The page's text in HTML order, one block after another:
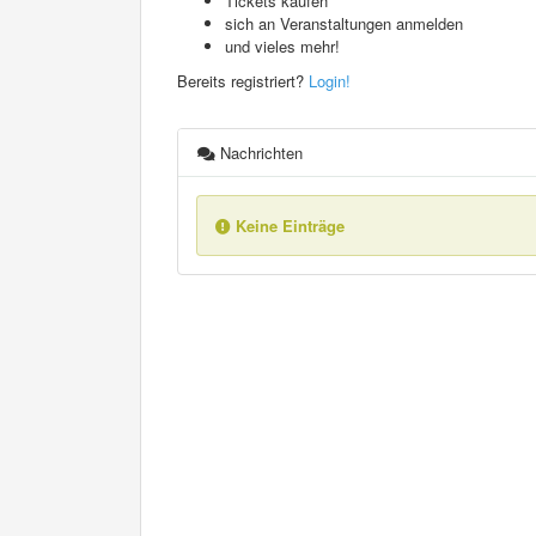
sich an Veranstaltungen anmelden
und vieles mehr!
Bereits registriert? Login!
Nachrichten
Keine Einträge